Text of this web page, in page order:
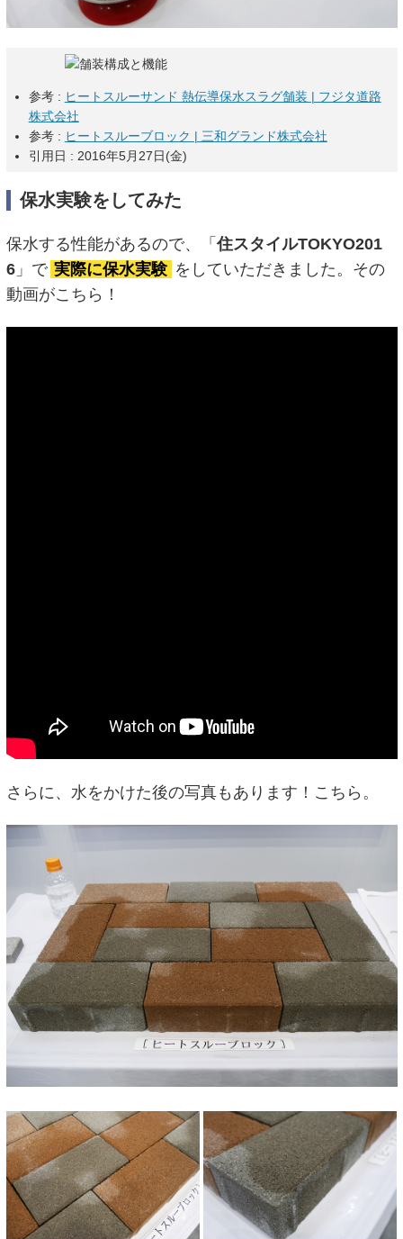
参考 : ヒートスルーサンド 熱伝導保水スラグ舗装 | フジタ道路
株式会社
参考 : ヒートスルーブロック | 三和グランド株式会社
引用日 : 2016年5月27日(金)
保水実験をしてみた
保水する性能があるので、「住スタイルTOKYO201
6」で 実際に保水実験 をしていただきました。その
動画がこちら！
さらに、水をかけた後の写真もあります！こちら。